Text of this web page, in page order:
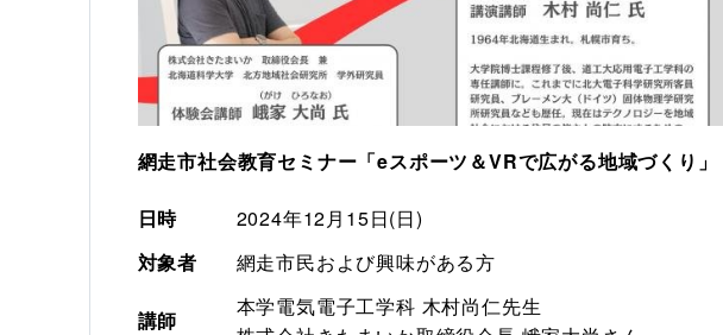
網走市社会教育セミナー「eスポーツ＆VRで広がる地域づくり」
日時
2024年12月15日(日)
対象者
網走市民および興味がある方
講師
本学電気電子工学科 木村尚仁先生